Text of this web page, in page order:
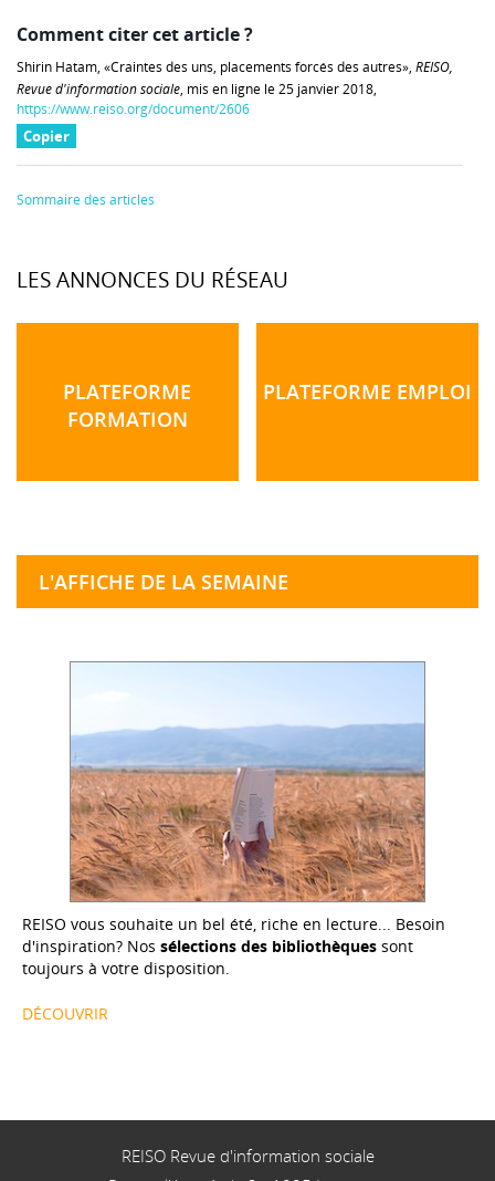
Comment citer cet article ?
Shirin Hatam, «Craintes des uns, placements forcés des autres», REISO,
Revue d'information sociale, mis en ligne le 25 janvier 2018,
https://www.reiso.org/document/2606
Copier
Sommaire des articles
LES ANNONCES DU RÉSEAU
PLATEFORME
FORMATION
PLATEFORME EMPLOI
L'AFFICHE DE LA SEMAINE
REISO vous souhaite un bel été, riche en lecture... Besoin
d'inspiration? Nos sélections des bibliothèques sont
toujours à votre disposition.
DÉCOUVRIR
REISO Revue d'information sociale